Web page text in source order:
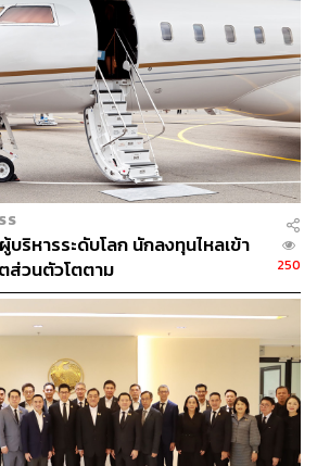
งการรถไฟฟ้าสายสีเหลืองเต็มรูปแบบ
าหุ้น BEM ในระยะสั้น เนื่องจากจะ
จำนวนผู้โดยสารรถไฟฟ้า MRT (สาย
รกำไรปกติปี 2566 ของ BEM ไว้ที่
น 60.6% โดยอิงกับสมมติฐานปริมาณ
3.7% และจำนวนผู้โดยสาร MRT
คำแนะนำ:
แนะนำให้นักลงทุนใช้โอกาสนี้เข้า
ก Upside สู่ราคาเป้าหมายหุ้น ใน
ไฟฟ้าสายสีส้มตะวันตกดูน่าสนใจ อีก
บริษัทยังอยู่ในโหมดฟื้นตัวด้วย
ริหารระดับโลก นักลงทุนไหลเข้า
ส่วนตัวโตตาม
250